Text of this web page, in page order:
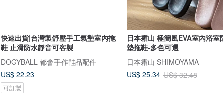
快速出貨|台灣製舒壓手工氣墊室內拖
鞋 止滑防水靜音可客製
DOGYBALL 都會手作鞋品配件
US$ 22.23
可訂製
日本霜山 極簡風EVA室內浴室
墊拖鞋-多色可選
日本霜山 SHIMOYAMA
US$ 25.34 US$ 32.48